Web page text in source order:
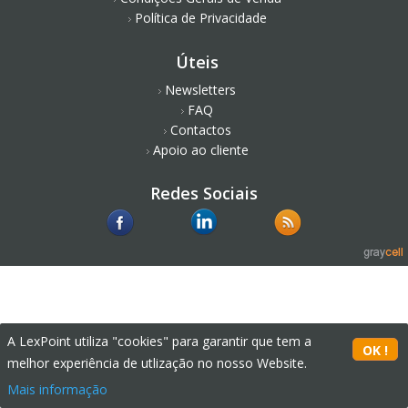
Política de Privacidade
Úteis
Newsletters
FAQ
Contactos
Apoio ao cliente
Redes Sociais
A LexPoint utiliza "cookies" para garantir que tem a
melhor experiência de utlização no nosso Website.
Mais informação